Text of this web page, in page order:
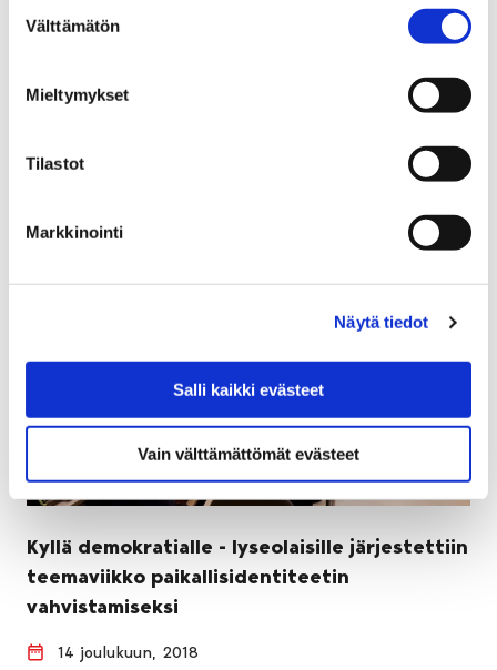
valinta
Välttämätön
Mieltymykset
Tilastot
Markkinointi
Näytä tiedot
Salli kaikki evästeet
Vain välttämättömät evästeet
14 joulukuun, 2018
Taiteilija Jan-Erik Anderssonin uusin julkinen taideteos
Bachelardin liekki on valmistunut Porin Karjarantaan.
Kyllä demokratialle - lyseolaisille järjestettiin
teemaviikko paikallisidentiteetin
vahvistamiseksi
14 joulukuun, 2018